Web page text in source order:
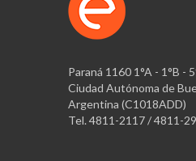
Paraná 1160 1°A - 1°B -
Ciudad Autónoma de
Argentina (C1018ADD)
Tel. 4811-2117 / 4811-